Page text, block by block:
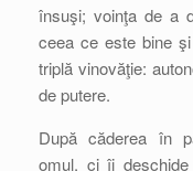
însuşi; voinţa de a
ceea ce este bine
triplă vinovăţie:
de putere.
După căderea în
omul, ci îi